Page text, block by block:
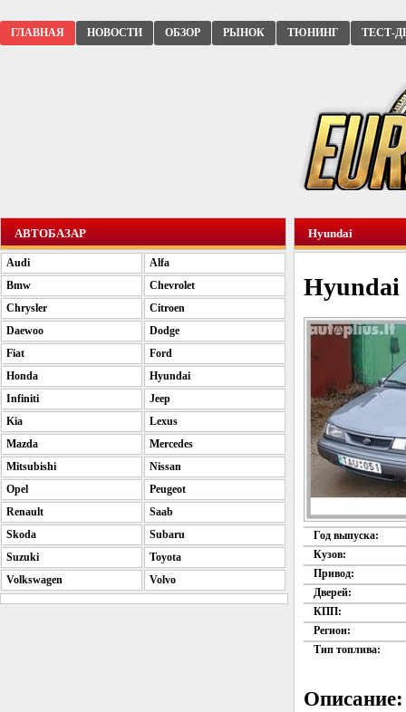
ГЛАВНАЯ НОВОСТИ ОБЗОР РЫНОК ТЮНИНГ ТЕСТ-
Hyundai
Hyundai
Год выпуска:
Кузов:
Привод:
Дверей:
КПП:
Регион:
Тип топлива:
Описание:
АВТОБАЗАР
Audi
Alfa
Bmw
Chevrolet
Chrysler
Citroen
Daewoo
Dodge
Fiat
Ford
Honda
Hyundai
Infiniti
Jeep
Kia
Lexus
Mazda
Mercedes
Mitsubishi
Nissan
Opel
Peugeot
Renault
Saab
Skoda
Subaru
Suzuki
Toyota
Volkswagen
Volvo